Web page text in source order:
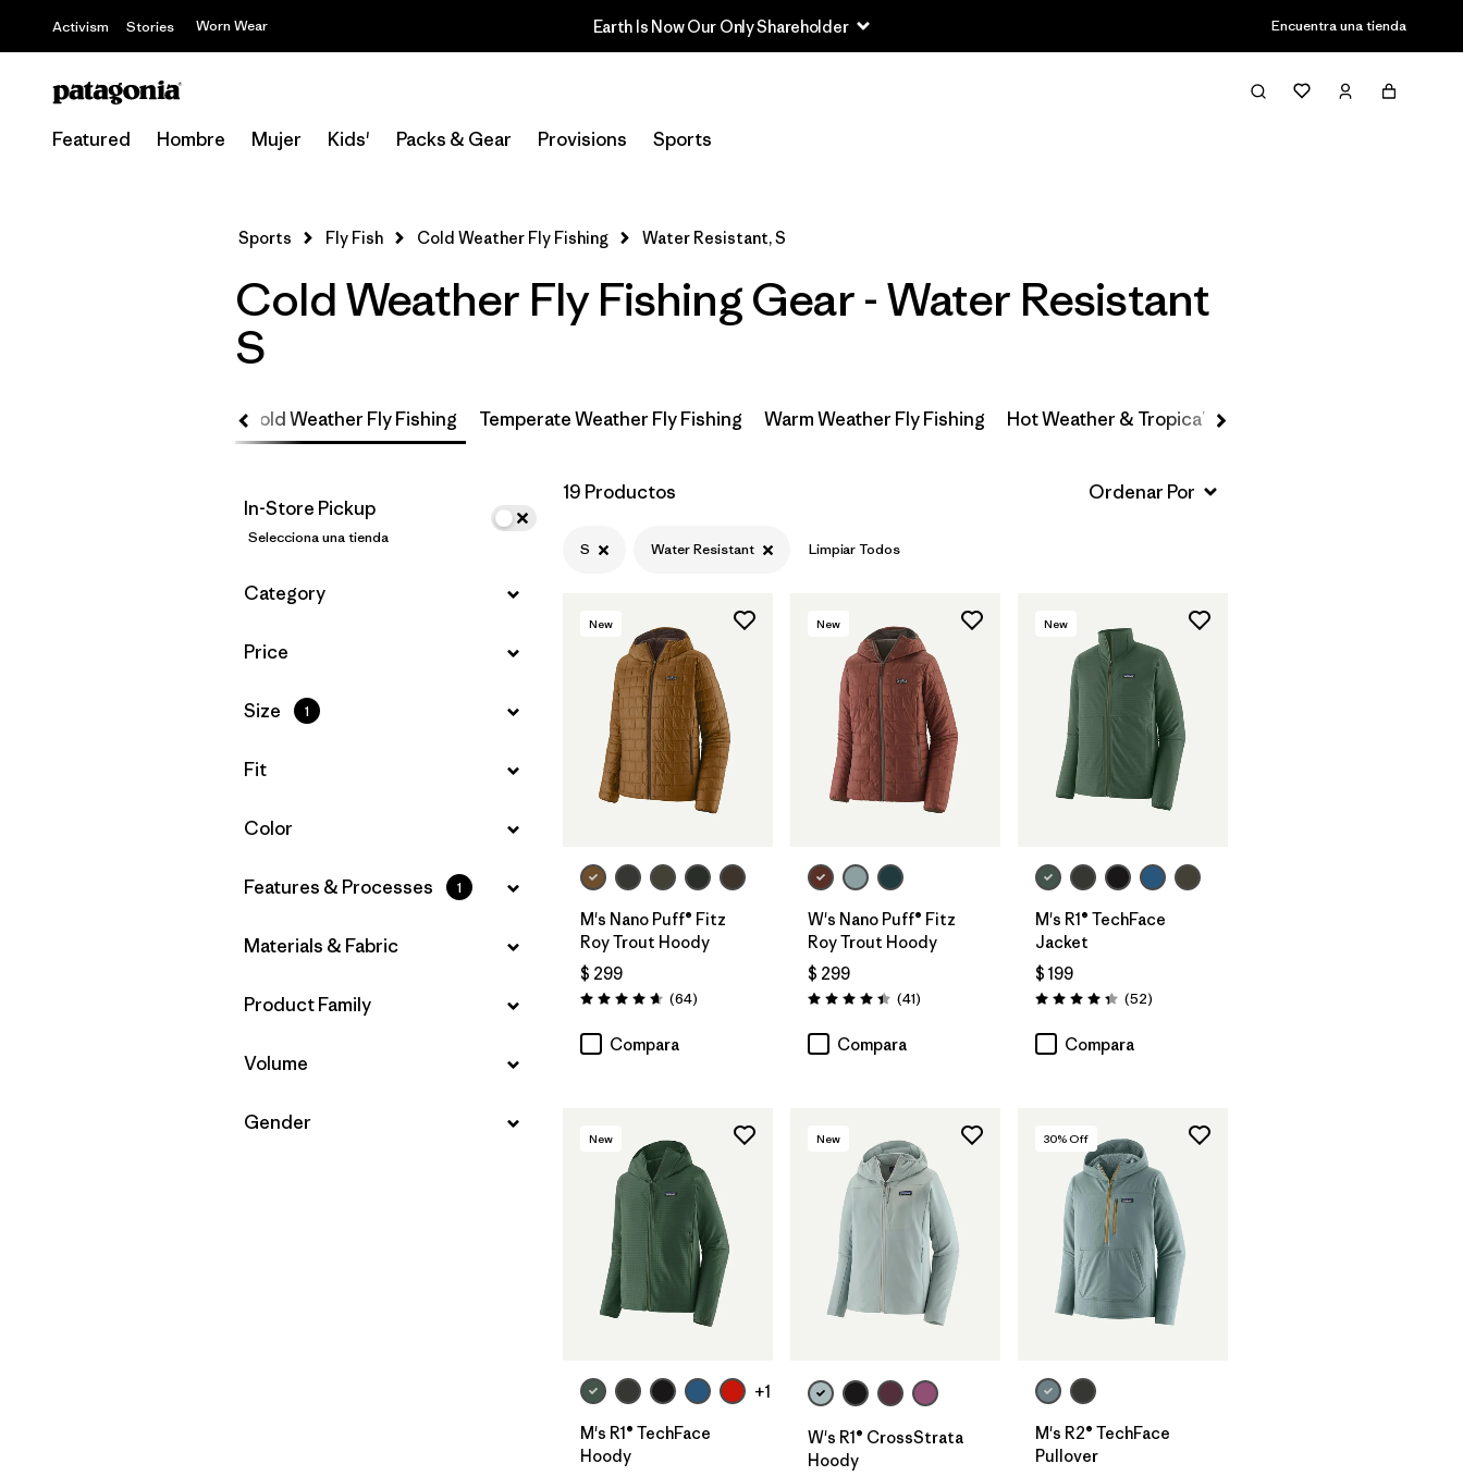
Activism Stories Worn Wear Earth Is Now Our Only Shareholder Encuentra una tienda
Featured Hombre Mujer Kids' Packs & Gear Provisions Sports
Filter & Sort
Selecciona una tienda
Filtrar por
Price
Filtrar por
Size
Filtrar por
Color
Filtrar por
Features & Processes
Filtrar por
Materials & Fabric
Filtrar por
Product Family
Filtrar por
Volume
Filtrar por
Gender
Sports Fly Fish Cold Weather Fly Fishing Water Resistant, S
Cold Weather Fly Fishing Gear - Water Resistant
S
Cold Weather Fly Fishing Temperate Weather Fly Fishing Warm Weather Fly Fishing Hot Weather & Tropical Saltwater Fly Fishing
In-Store Pickup
Selecciona una tienda
Filtrar por
Category
Filtrar por
Price
Filtrar por
Size 1
Filtrar por
Fit
Filtrar por
Color
Filtrar por
Features & Processes 1
Filtrar por
Materials & Fabric
Filtrar por
Product Family
Filtrar por
Volume
Filtrar por
Gender
19 Productos
S Water Resistant Limpiar Todos
New
M's Nano Puff® Fitz
Roy Trout Hoody
$ 299
Valoración: 4.7 / 5
(64Comentarios
)
Compara
New
W's Nano Puff® Fitz
Roy Trout Hoody
$ 299
Valoración: 4.4 / 5
(41Comentarios
)
Compara
New
M's R1® TechFace
Jacket
$ 199
Valoración: 4.3 / 5
(52Comentarios
)
Compara
New
+1
M's R1® TechFace
Hoody
New
W's R1® CrossStrata
Hoody
30% Off
M's R2® TechFace
Pullover